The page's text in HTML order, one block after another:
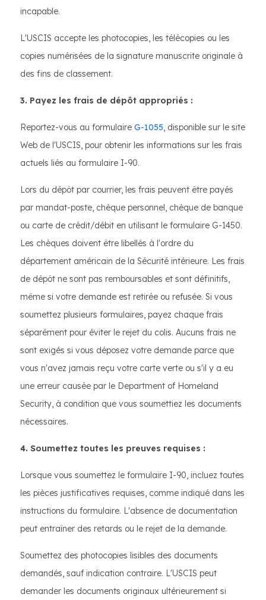
incapable.
L'USCIS accepte les photocopies, les télécopies ou les
copies numérisées de la signature manuscrite originale à
des fins de classement.
3. Payez les frais de dépôt appropriés :
Reportez-vous au formulaire G-1055, disponible sur le site
Web de l'USCIS, pour obtenir les informations sur les frais
actuels liés au formulaire I-90.
Lors du dépôt par courrier, les frais peuvent être payés
par mandat-poste, chèque personnel, chèque de banque
ou carte de crédit/débit en utilisant le formulaire G-1450.
Les chèques doivent être libellés à l'ordre du
département américain de la Sécurité intérieure. Les frais
de dépôt ne sont pas remboursables et sont définitifs,
même si votre demande est retirée ou refusée. Si vous
soumettez plusieurs formulaires, payez chaque frais
séparément pour éviter le rejet du colis. Aucuns frais ne
sont exigés si vous déposez votre demande parce que
vous n'avez jamais reçu votre carte verte ou s'il y a eu
une erreur causée par le Department of Homeland
Security, à condition que vous soumettiez les documents
nécessaires.
4. Soumettez toutes les preuves requises :
Lorsque vous soumettez le formulaire I-90, incluez toutes
les pièces justificatives requises, comme indiqué dans les
instructions du formulaire. L'absence de documentation
peut entraîner des retards ou le rejet de la demande.
Soumettez des photocopies lisibles des documents
demandés, sauf indication contraire. L'USCIS peut
demander les documents originaux ultérieurement si